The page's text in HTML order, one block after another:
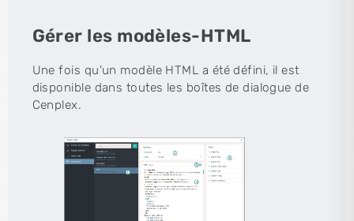
Gérer les modèles-HTML
Une fois qu'un modèle HTML a été défini, il est
disponible dans toutes les boîtes de dialogue de
Cenplex.